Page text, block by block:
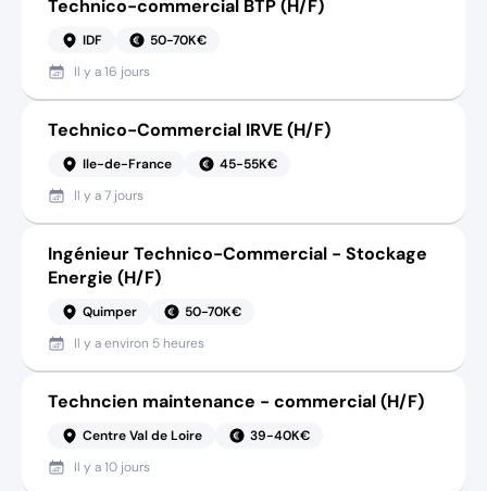
Technico-commercial BTP (H/F)
IDF
50-70K€
Il y a16 jours
Technico-Commercial IRVE (H/F)
Ile-de-France
45-55K€
Il y a7 jours
Ingénieur Technico-Commercial - Stockage
Energie (H/F)
Quimper
50-70K€
Il y aenviron 5 heures
Techncien maintenance - commercial (H/F)
Centre Val de Loire
39-40K€
Il y a10 jours